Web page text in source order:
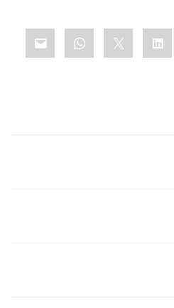
Facebook
LinkedIn